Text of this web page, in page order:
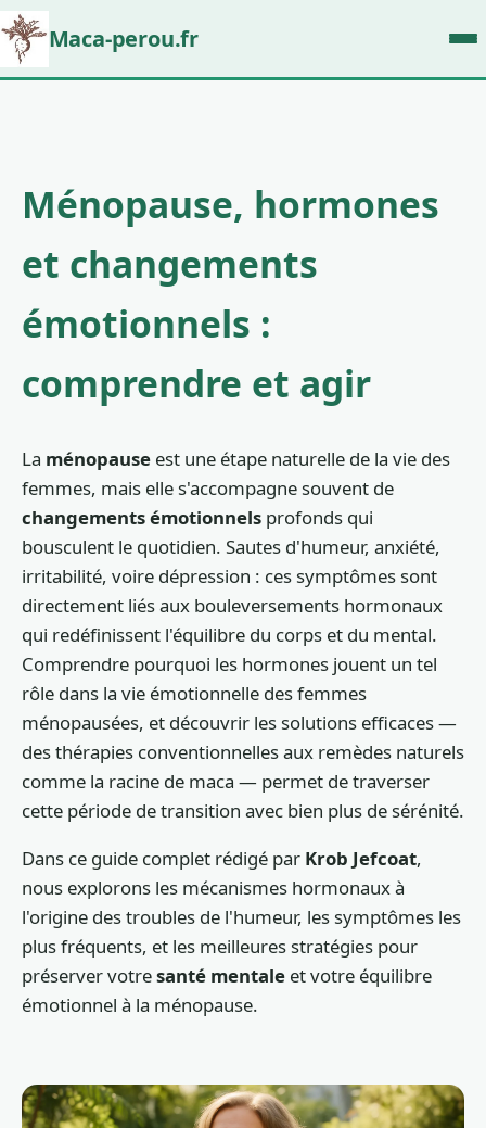
Maca-perou.fr
Ménopause, hormones
et changements
émotionnels :
comprendre et agir
La ménopause est une étape naturelle de la vie des
femmes, mais elle s'accompagne souvent de
changements émotionnels profonds qui
bousculent le quotidien. Sautes d'humeur, anxiété,
irritabilité, voire dépression : ces symptômes sont
directement liés aux bouleversements hormonaux
qui redéfinissent l'équilibre du corps et du mental.
Comprendre pourquoi les hormones jouent un tel
rôle dans la vie émotionnelle des femmes
ménopausées, et découvrir les solutions efficaces —
des thérapies conventionnelles aux remèdes naturels
comme la racine de maca — permet de traverser
cette période de transition avec bien plus de sérénité.
Dans ce guide complet rédigé par Krob Jefcoat,
nous explorons les mécanismes hormonaux à
l'origine des troubles de l'humeur, les symptômes les
plus fréquents, et les meilleures stratégies pour
préserver votresanté mentale et votre équilibre
émotionnel à la ménopause.